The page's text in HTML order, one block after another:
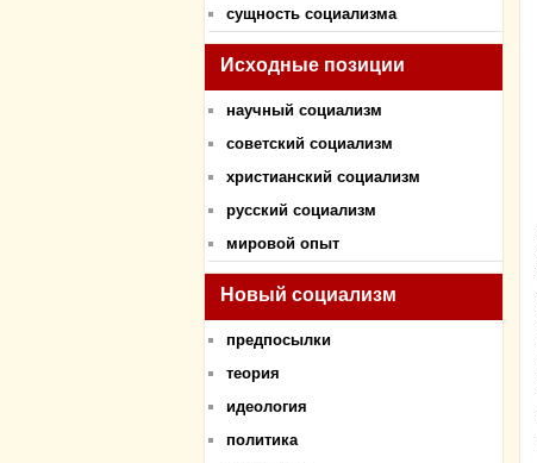
сущность социализма
Исходные позиции
научный социализм
советский социализм
христианский социализм
русский социализм
мировой опыт
Новый социализм
предпосылки
теория
идеология
политика